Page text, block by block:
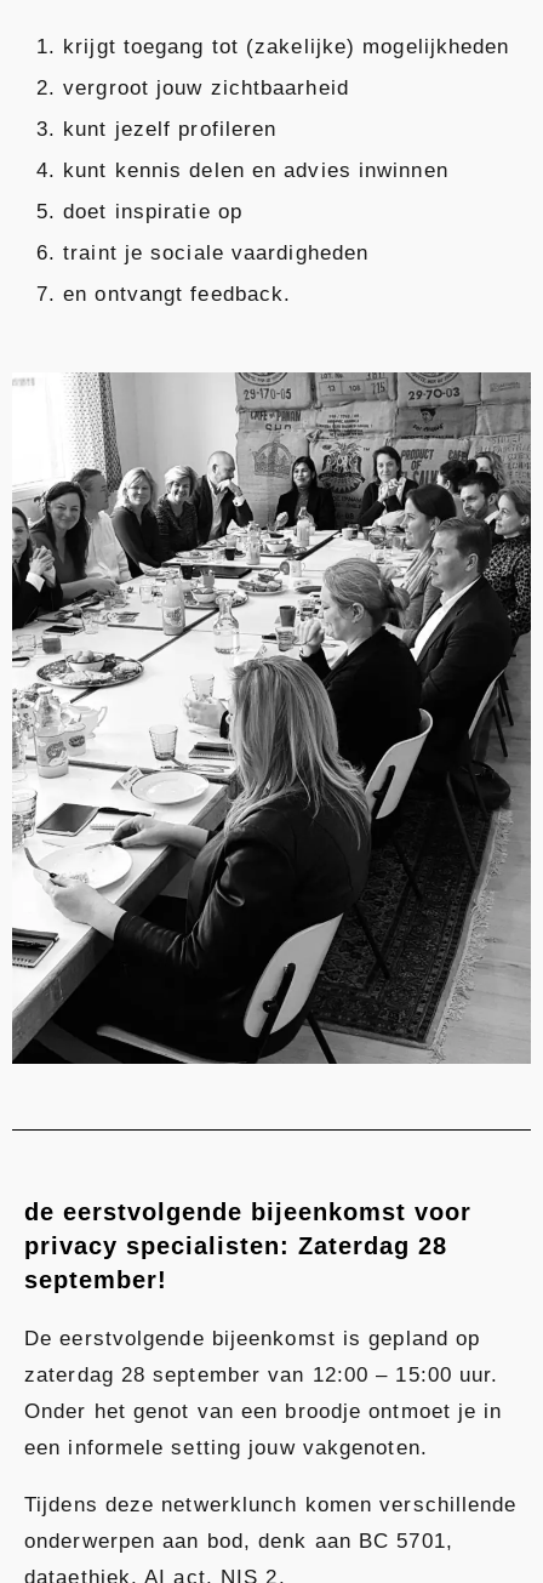
krijgt toegang tot (zakelijke) mogelijkheden
vergroot jouw zichtbaarheid
kunt jezelf profileren
kunt kennis delen en advies inwinnen
doet inspiratie op
traint je sociale vaardigheden
en ontvangt feedback.
de eerstvolgende bijeenkomst voor
privacy specialisten: Zaterdag 28
september!
De eerstvolgende bijeenkomst is gepland op
zaterdag 28 september van 12:00 – 15:00 uur.
Onder het genot van een broodje ontmoet je in
een informele setting jouw vakgenoten.
Tijdens deze netwerklunch komen verschillende
onderwerpen aan bod, denk aan BC 5701,
dataethiek, AI act, NIS 2.